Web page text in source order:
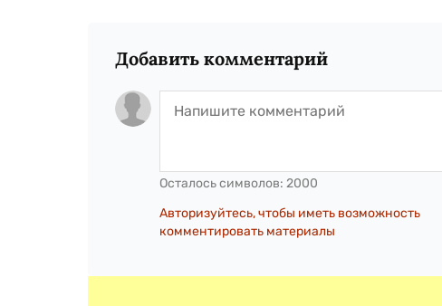
Добавить комментарий
Осталось символов: 2000
Авторизуйтесь, чтобы иметь возможность
комментировать материалы